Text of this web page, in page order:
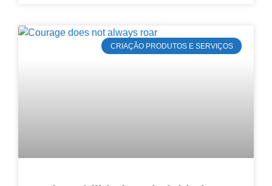
CRIAÇÃO PRODUTOS E SERVIÇOS